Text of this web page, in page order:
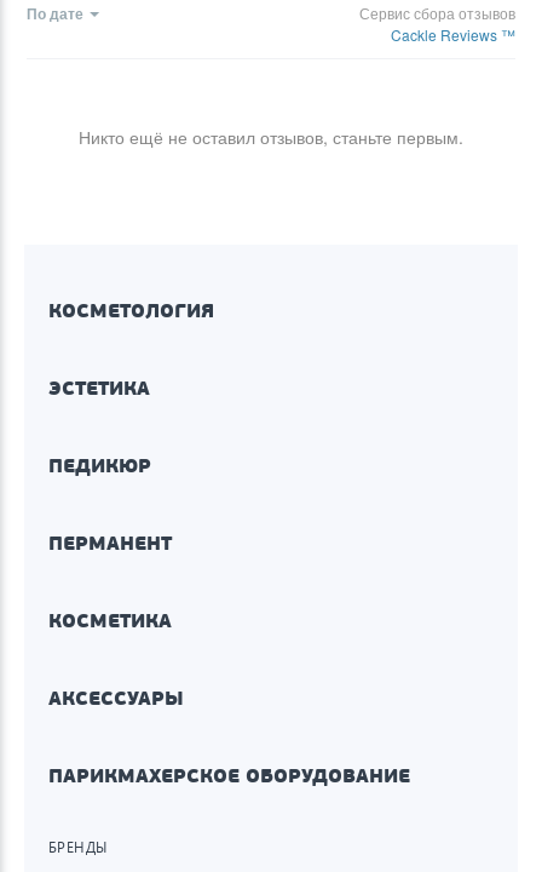
По дате
Сервис сбора отзывов
Cackle Reviews ™
Никто ещё не оставил отзывов, станьте первым.
КОСМЕТОЛОГИЯ
ЭСТЕТИКА
ПЕДИКЮР
ПЕРМАНЕНТ
КОСМЕТИКА
АКСЕССУАРЫ
ПАРИКМАХЕРСКОЕ ОБОРУДОВАНИЕ
БРЕНДЫ